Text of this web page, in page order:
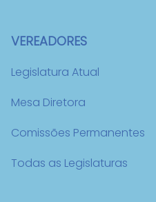
VEREADORES
Legislatura Atual
Mesa Diretora
Comissões Permanentes
Todas as Legislaturas